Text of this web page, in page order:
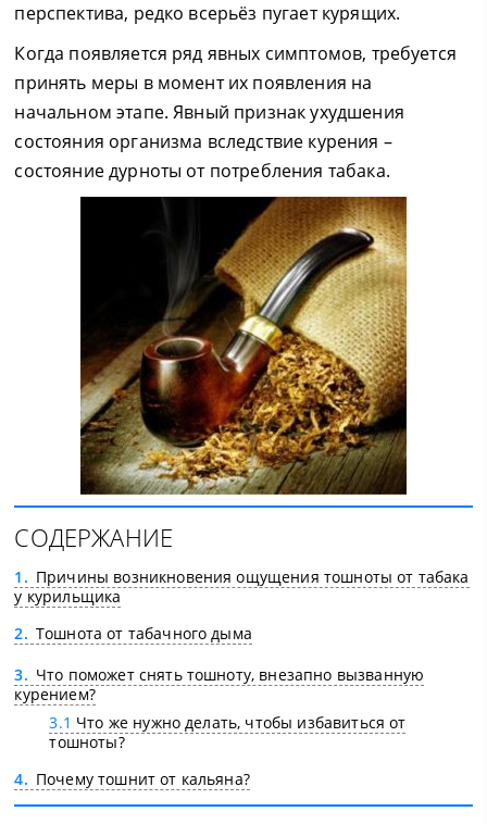
перспектива, редко всерьёз пугает курящих.
Когда появляется ряд явных симптомов, требуется
принять меры в момент их появления на
начальном этапе. Явный признак ухудшения
состояния организма вследствие курения –
состояние дурноты от потребления табака.
СОДЕРЖАНИЕ
1
Причины возникновения ощущения тошноты от табака
у курильщика
2
Тошнота от табачного дыма
3
Что поможет снять тошноту, внезапно вызванную
курением?
3.1 Что же нужно делать, чтобы избавиться от
тошноты?
4
Почему тошнит от кальяна?